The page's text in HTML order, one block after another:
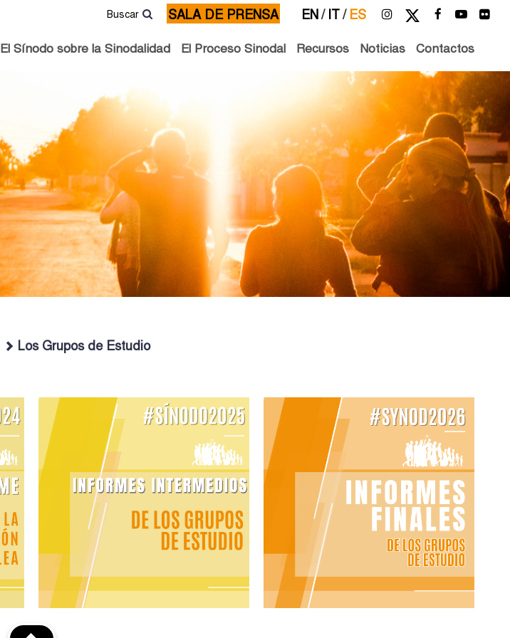
EN/ IT/ ES
SALA DE PRENSA
Buscar
El Sínodo sobre la Sinodalidad El Proceso Sinodal Recursos Noticias Contactos
Los Grupos de Estudio